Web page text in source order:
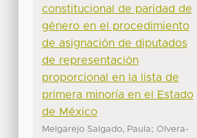
constitucional de paridad de
género en el procedimiento
de asignación de diputados
de representación
proporcional en la lista de
primera minoría en el Estado
de México
Melgarejo Salgado, Paula; Olvera-